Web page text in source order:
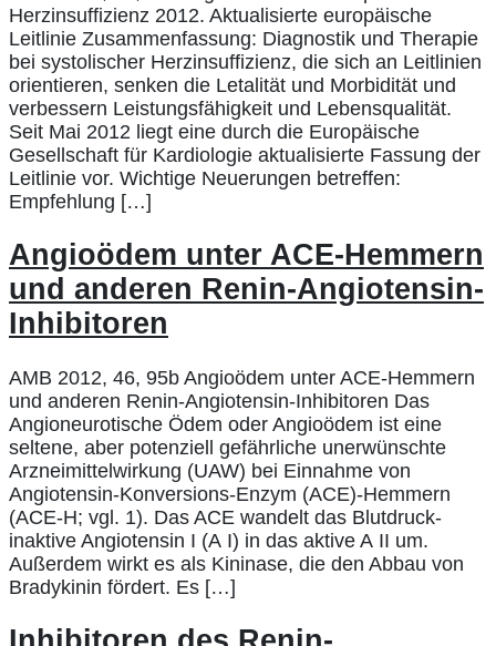
Herzinsuffizienz 2012. Aktualisierte europäische
Leitlinie Zusammenfassung: Diagnostik und Therapie
bei systolischer Herzinsuffizienz, die sich an Leitlinien
orientieren, senken die Letalität und Morbidität und
verbessern Leistungsfähigkeit und Lebensqualität.
Seit Mai 2012 liegt eine durch die Europäische
Gesellschaft für Kardiologie aktualisierte Fassung der
Leitlinie vor. Wichtige Neuerungen betreffen:
Empfehlung […]
Angioödem unter ACE-Hemmern
und anderen Renin-Angiotensin-
Inhibitoren
AMB 2012, 46, 95b Angioödem unter ACE-Hemmern
und anderen Renin-Angiotensin-Inhibitoren Das
Angioneurotische Ödem oder Angioödem ist eine
seltene, aber potenziell gefährliche unerwünschte
Arzneimittelwirkung (UAW) bei Einnahme von
Angiotensin-Konversions-Enzym (ACE)-Hemmern
(ACE-H; vgl. 1). Das ACE wandelt das Blutdruck-
inaktive Angiotensin I (A I) in das aktive A II um.
Außerdem wirkt es als Kininase, die den Abbau von
Bradykinin fördert. Es […]